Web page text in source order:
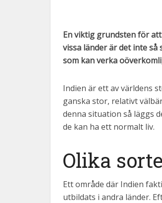
En viktig grundsten för
vissa länder är det inte
som kan verka
Indien är ett av världens
ganska stor, relativt
denna situation så läggs
de kan ha ett normalt liv.
Olika
Ett område där Indien
utbildats i andra länder.